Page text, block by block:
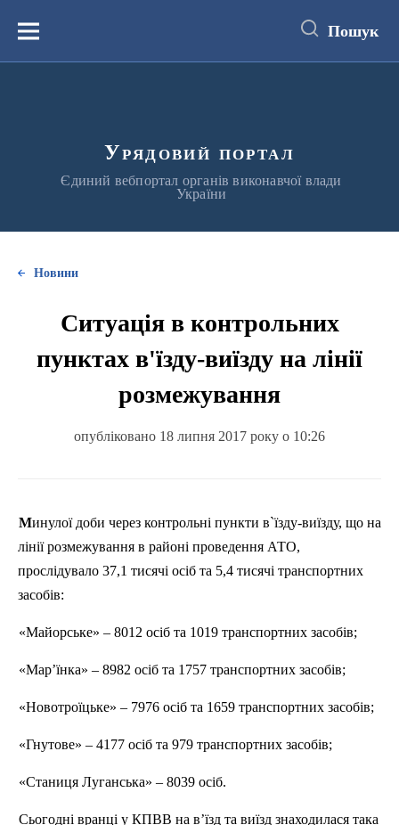
вмістуМеню Пошук
Урядовий портал
Єдиний вебпортал органів виконавчої влади
України
Новини
Ситуація в контрольних
пунктах в'їзду-виїзду на лінії
розмежування
опубліковано 18 липня 2017 року о 10:26
Минулої доби через контрольні пункти в`їзду-виїзду, що на
лінії розмежування в районі проведення АТО,
прослідувало 37,1 тисячі осіб та 5,4 тисячі транспортних
засобів:
«Майорське» – 8012 осіб та 1019 транспортних засобів;
«Мар’їнка» – 8982 осіб та 1757 транспортних засобів;
«Новотроїцьке» – 7976 осіб та 1659 транспортних засобів;
«Гнутове» – 4177 осіб та 979 транспортних засобів;
«Станиця Луганська» – 8039 осіб.
Сьогодні вранці у КПВВ на в’їзд та виїзд знаходилася така